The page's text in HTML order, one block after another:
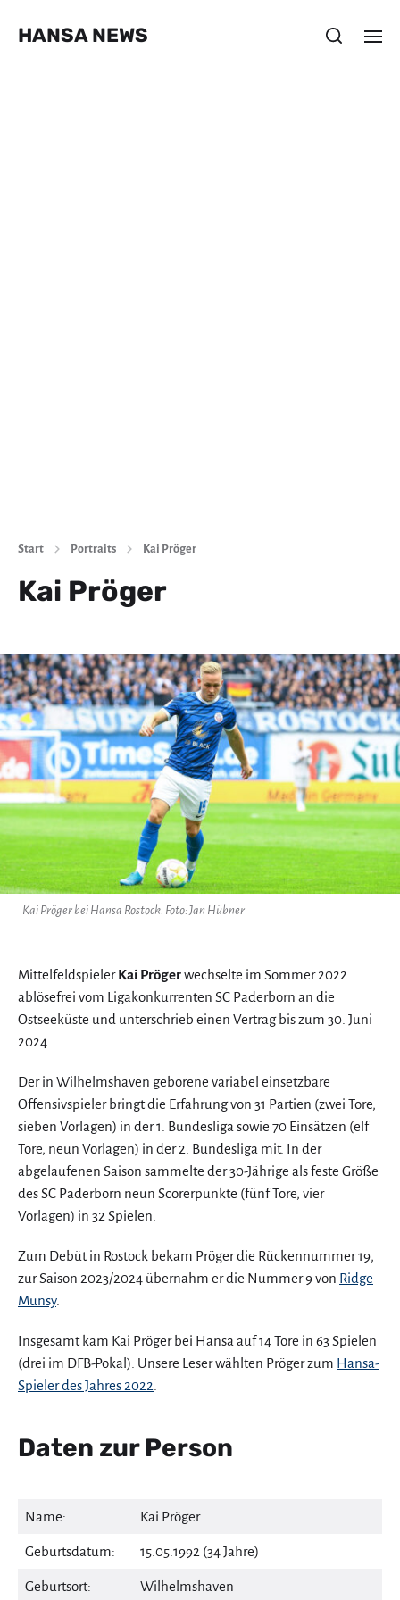
HANSA NEWS
Start Portraits Kai Pröger
Kai Pröger
Kai Pröger bei Hansa Rostock. Foto: Jan Hübner
MittelfeldspielerKai Prögerwechselte im Sommer 2022
ablösefrei vom Ligakonkurrenten SC Paderborn an die
Ostseeküste und unterschrieb einen Vertrag bis zum 30. Juni
2024.
Der in Wilhelmshaven geborene variabel einsetzbare
Offensivspieler bringt die Erfahrung von 31 Partien (zwei Tore,
sieben Vorlagen) in der 1. Bundesliga sowie 70 Einsätzen (elf
Tore, neun Vorlagen) in der 2. Bundesliga mit. In der
abgelaufenen Saison sammelte der 30-Jährige als feste Größe
des SC Paderborn neun Scorerpunkte (fünf Tore, vier
Vorlagen) in 32 Spielen.
Zum Debüt in Rostock bekam Pröger die Rückennummer 19,
zur Saison 2023/2024 übernahm er die Nummer 9 von Ridge
Munsy.
Insgesamt kam Kai Pröger bei Hansa auf 14 Tore in 63 Spielen
(drei im DFB-Pokal). Unsere Leser wählten Pröger zum Hansa-
Spieler des Jahres 2022
Daten zur Person
Name: Kai Pröger
Geburtsdatum: 15.05.1992 (34 Jahre)
Geburtsort: Wilhelmshaven